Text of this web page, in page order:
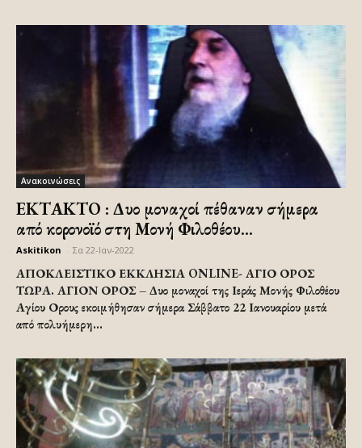
Ανακοινώσεις
ΕΚΤΑΚΤΟ : Δυο μοναχοί πέθαναν σήμερα
από κορονοϊό στη Μονή Φιλοθέου...
Askitikon Σα 22-Ιαν-2022
ΑΠΟΚΛΕΙΣΤΙΚΟ ΕΚΚΛΗΣΙΑ ONLINE- ΑΓΙΟ ΟΡΟΣ
ΤΩΡΑ. ΑΓΙΟΝ ΟΡΟΣ – Δυο μοναχοί της Ιεράς Μονής Φιλοθέου
Αγίου Ορους εκοιμήθησαν σήμερα Σάββατο 22 Ιανουαρίου μετά
από πολυήμερη...